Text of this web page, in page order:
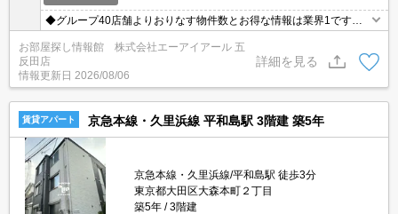
◆グループ40店舗よりおりなす物件数とお得な情報は業界1です◆
仲介手数料無料物件有◆保証人様不要◆礼金敷金0物件多数有◆お
電話ご連絡即ご対応致します◆【0120-772-074】迄！
お部屋探し情報館 株式会社エーアイアール 五
反田店
情報更新日 2026/08/06
詳細を見る
賃貸アパート 京急本線・久里浜線 平和島駅 3階建 築5年
京急本線・久里浜線/平和島駅 徒歩3分
東京都大田区大森本町２丁目
築5年
3階建